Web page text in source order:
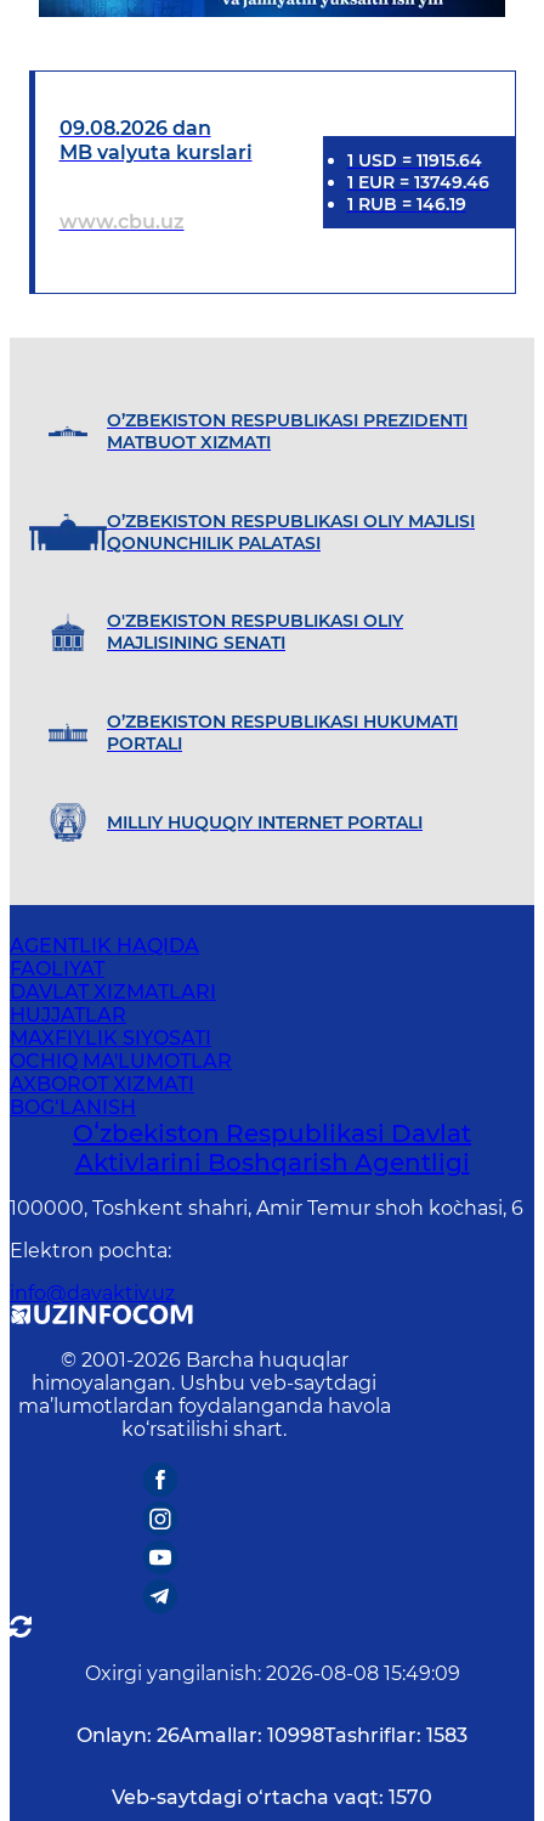
09.08.2026 dan
MB valyuta kurslari
www.cbu.uz
1 USD = 11915.64
1 EUR= 13749.46
1 RUB = 146.19
O’ZBEKISTON RESPUBLIKASI PREZIDENTI
MATBUOT XIZMATI
O’ZBEKISTON RESPUBLIKASI OLIY MAJLISI
QONUNCHILIK PALATASI
O'ZBEKISTON RESPUBLIKASI OLIY
MAJLISINING SENATI
O’ZBEKISTON RESPUBLIKASI HUKUMATI
PORTALI
MILLIY HUQUQIY INTERNET PORTALI
AGENTLIK HAQIDA
FAOLIYAT
DAVLAT XIZMATLARI
HUJJATLAR
MAXFIYLIK SIYOSATI
OCHIQ MA'LUMOTLAR
AXBOROT XIZMATI
BOG‘LANISH
Oʻzbekiston Respublikasi Davlat
Aktivlarini Boshqarish Agentligi
100000, Toshkent shahri, Amir Temur shoh ko`chasi, 6
Elektron pochta:
info@davaktiv.uz
© 2001-2026 Barcha huquqlar
himoyalangan. Ushbu veb-saytdagi
ma’lumotlardan foydalanganda havola
ko‘rsatilishi shart.
Oxirgi yangilanish: 2026-08-08 15:49:09
Onlayn: 26Amallar: 10998Tashriflar: 1583
Veb-saytdagi o‘rtacha vaqt: 1570